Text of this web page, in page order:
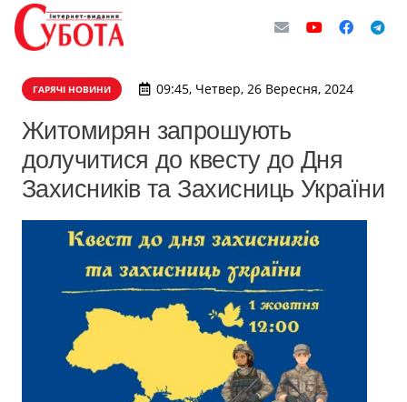
ГАРЯЧІ НОВИНИ 09:45, Четвер, 26 Вересня, 2024
Житомирян запрошують
долучитися до квесту до Дня
Захисників та Захисниць України